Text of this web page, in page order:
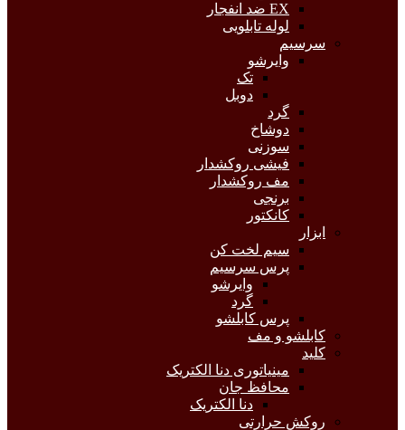
EX ضد انفجار
لوله تابلویی
سرسیم
وایرشو
تک
دوبل
گرد
دوشاخ
سوزنی
فیشی روکشدار
مف روکشدار
برنجی
کانکتور
ابزار
سیم لخت کن
پرس سرسیم
وایرشو
گرد
پرس کابلشو
کابلشو و مف
کلید
مینیاتوری دنا الکتریک
محافظ جان
دنا الکتریک
روکش حرارتی